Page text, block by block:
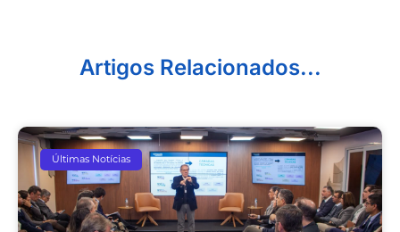
Artigos Relacionados...
Últimas Notícias